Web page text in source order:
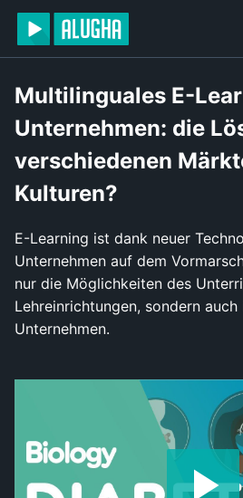
Multilinguales E-
Unternehmen: die
verschiedenen
Kulturen?
E-Learning ist dank neuer
Unternehmen auf dem
nur die Möglichkeiten des
Lehreinrichtungen, sondern auch
Unternehmen.